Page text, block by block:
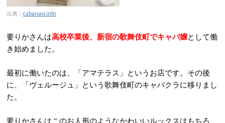
出典： cabanavi.info
要りかさんは高校卒業後、新宿の歌舞伎町でキャバ嬢として働
き始めました。
最初に働いたのは、「アマテラス」というお店です。その後
に、「ヴェルージュ」という歌舞伎町のキャバクラに移りまし
た。
要りかさんはこのお人形のようなかわいいルックスはもちろ